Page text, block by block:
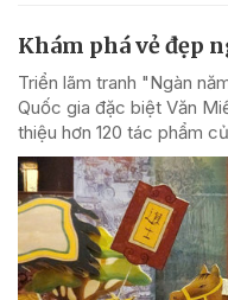
Khám phá vẻ đẹp
Triển lãm tranh "Ngàn
Quốc gia đặc biệt Văn
thiệu hơn 120 tác phẩm